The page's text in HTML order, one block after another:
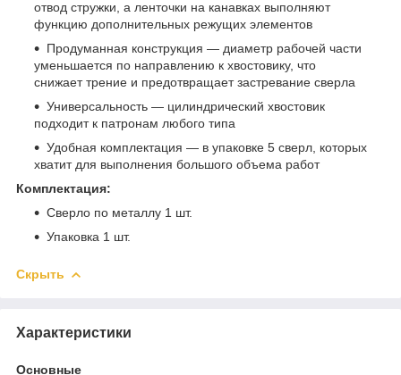
отвод стружки, а ленточки на канавках выполняют
функцию дополнительных режущих элементов
Продуманная конструкция — диаметр рабочей части
уменьшается по направлению к хвостовику, что
снижает трение и предотвращает застревание сверла
Универсальность — цилиндрический хвостовик
подходит к патронам любого типа
Удобная комплектация — в упаковке 5 сверл, которых
хватит для выполнения большого объема работ
Комплектация:
Сверло по металлу 1 шт.
Упаковка 1 шт.
Скрыть
Характеристики
Основные